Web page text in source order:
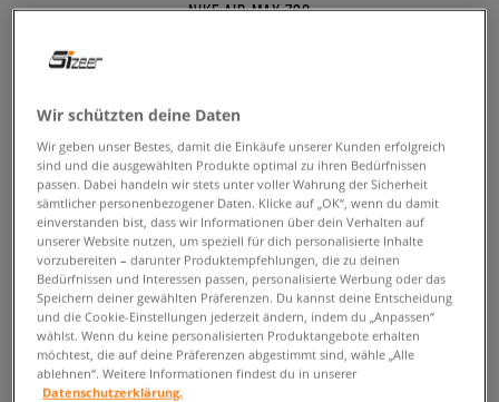
NIKE AIR MAX 720
Ändere den Suchbegriff. Versuche, weniger Filter zu
verwenden.
ZURÜCK ZUM SHOP
Aktuell schaust du:Nike Air Max 720Schuhe ✔️ ✔️ ✔️
Verfügbare Anzahl:0
Wir schützten deine Daten
Wir geben unser Bestes, damit die Einkäufe unserer Kunden erfolgreich
sind und die ausgewählten Produkte optimal zu ihren Bedürfnissen
passen. Dabei handeln wir stets unter voller Wahrung der Sicherheit
sämtlicher personenbezogener Daten. Klicke auf „OK“, wenn du damit
einverstanden bist, dass wir Informationen über dein Verhalten auf
unserer Website nutzen, um speziell für dich personalisierte Inhalte
vorzubereiten – darunter Produktempfehlungen, die zu deinen
Bedürfnissen und Interessen passen, personalisierte Werbung oder das
Speichern deiner gewählten Präferenzen. Du kannst deine Entscheidung
und die Cookie-Einstellungen jederzeit ändern, indem du „Anpassen“
wählst. Wenn du keine personalisierten Produktangebote erhalten
möchtest, die auf deine Präferenzen abgestimmt sind, wähle „Alle
ablehnen“. Weitere Informationen findest du in unserer
Datenschutzerklärung.